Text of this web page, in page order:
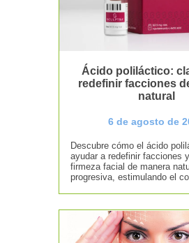
Ácido poliláctico:
redefinir facciones
natural
6 de agosto de
Descubre cómo el ácido
ayudar a redefinir facciones
firmeza facial de manera
progresiva, estimulando el